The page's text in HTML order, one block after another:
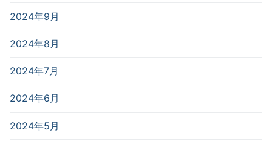
2024年9月
2024年8月
2024年7月
2024年6月
2024年5月